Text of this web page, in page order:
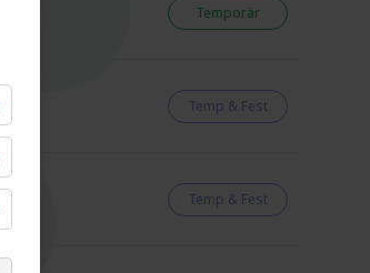
Temporär
Temp & Fest
Temp & Fest